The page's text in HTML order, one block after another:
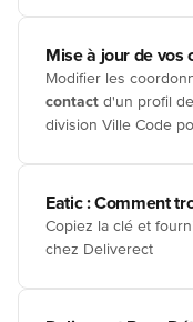
Mise à jour de vos
Modifier les
contact d'un profil
division Ville Code
Eatic : Comment
Copiez la clé et
chez Deliverect